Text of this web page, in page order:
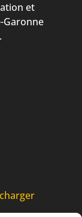
et
Garonne